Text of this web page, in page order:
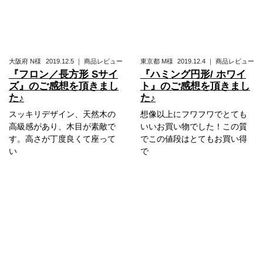
大阪府 N様 2019.12.5 ｜ 商品レビュー
『フロン／長方形 Sサイ
ズ』のご感想を頂きまし
た♪
スッキリデザイン、天然木の
高級感があり、木目が素敵で
す。高さが丁度良くて座って
い
東京都 M様 2019.12.4 ｜ 商品レビュー
『ハミング円形/ ホワイ
ト』のご感想を頂きまし
た♪
想像以上にフワフワでとても
いいお買い物でした！この質
でこの値段はとてもお買い得
で